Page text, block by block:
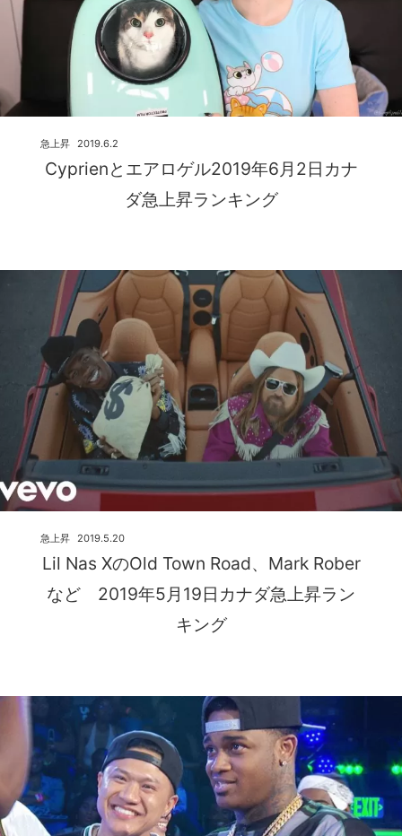
Cyprienとエアロゲル2019年6月2日カナ
ダ急上昇ランキング
2019.6.2
急上昇
Lil Nas XのOld Town Road、Mark Rober
など 2019年5月19日カナダ急上昇ラン
キング
2019.5.20
急上昇